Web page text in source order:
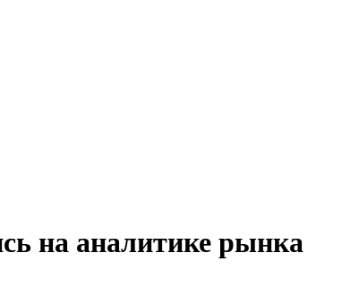
на аналитике рынка